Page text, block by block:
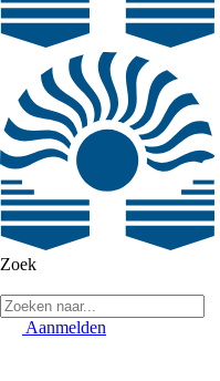
Zoek
Aanmelden